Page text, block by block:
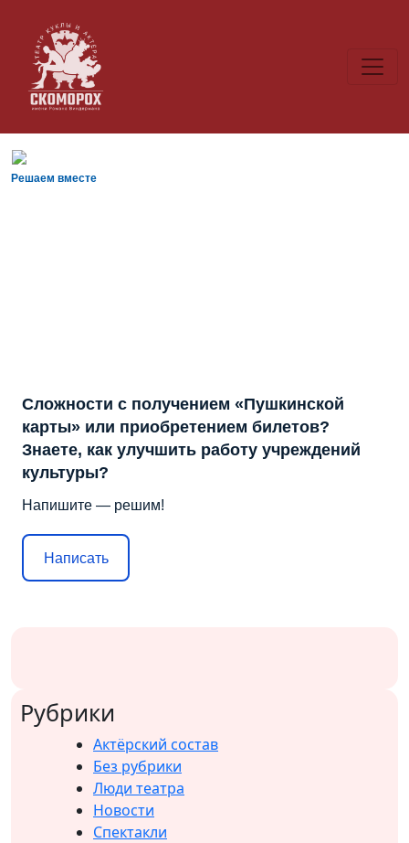
Решаем вместе
Сложности с получением «Пушкинской
карты» или приобретением билетов?
Знаете, как улучшить работу учреждений
культуры?
Напишите — решим!
Написать
Рубрики
Актёрский состав
Без рубрики
Люди театра
Новости
Спектакли